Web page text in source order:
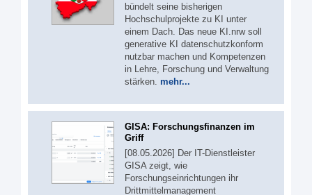
bündelt seine bisherigen
Hochschulprojekte zu KI unter
einem Dach. Das neue KI.nrw soll
generative KI datenschutzkonform
nutzbar machen und Kompetenzen
in Lehre, Forschung und Verwaltung
stärken. mehr...
GISA: Forschungsfinanzen im
Griff
[08.05.2026] Der IT-Dienstleister
GISA zeigt, wie
Forschungseinrichtungen ihr
Drittmittelmanagement